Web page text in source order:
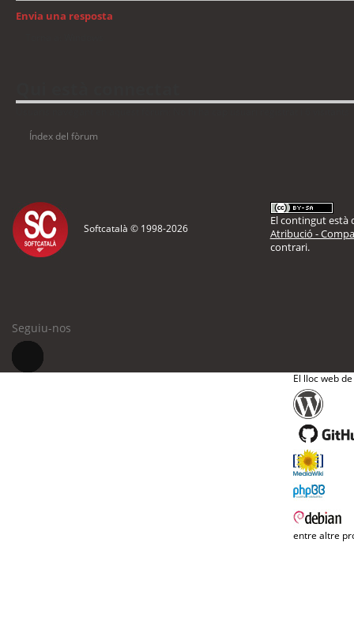
Envia una resposta
Índex del fòrum
Softcatalà © 1998-2026
El contingut està
Atribució -
contrari.
Seguiu-nos
El lloc web
entre altre